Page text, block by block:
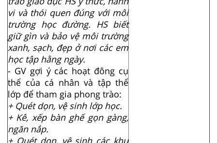
vi và thói quen đúng với môi
trường học đường. HS biết
giữ gìn và bảo vệ môi trường
xanh, sạch, đẹp ở nơi các em
học tập hằng ngày.
- GV gợi ý các hoạt đông cụ
thể của cá nhân và tập thể
lớp để tham gia phong trào:
+ Quét dọn, vệ sinh lớp học.
+ Kê, xếp bàn ghế gọn gàng,
ngăn nắp.
+ Quét dọn, vệ sinh các khu